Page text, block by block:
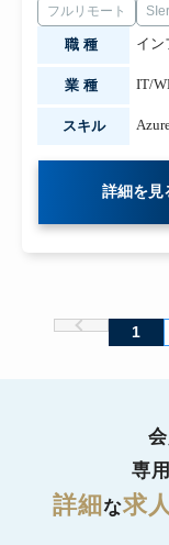
フルリモート
職種 イン
業種 IT/
スキル
詳細を見
1
専
詳細な求